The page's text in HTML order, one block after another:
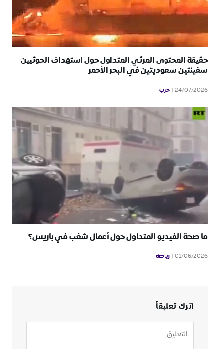
حقيقة المحتوى المرئي المتداول حول استهداف الحوثيين
سفينتين سعوديتين في البحر الأحمر
24/07/2026 حرب
ما صحة الفيديو المتداول حول أعمال شغب في باريس؟
01/06/2026 رياضة
اترك تعليقاً